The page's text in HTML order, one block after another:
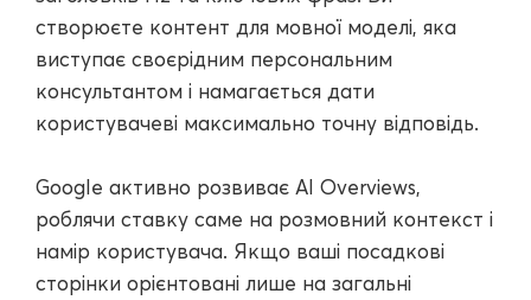
створюєте контент для мовної моделі, яка
виступає своєрідним персональним
консультантом і намагається дати
користувачеві максимально точну відповідь.
Google активно розвиває AI Overviews,
роблячи ставку саме на розмовний контекст і
намір користувача. Якщо ваші посадкові
сторінки орієнтовані лише на загальні